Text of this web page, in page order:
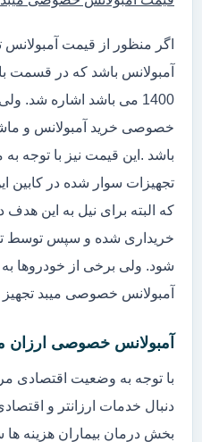
اگر منظور از قیمت
آمبولانس باشد که در قسمت
1400 می باشد اشاره شد.
خصوصی خرید آمبولانس و
باشد .این قیمت نیز با توجه
تجهیزات سوار شده در کابین
که البته برای نیل به این
خریداری شده و سپس توسط
شود. ولی برخی از خودروها
آمبولانس خصوصی میبد
آمبولانس خصوصی ارزان
با توجه به وضعیت اقتصادی
دنبال خدمات ارزانتر و
بخش درمان بیماران هزینه